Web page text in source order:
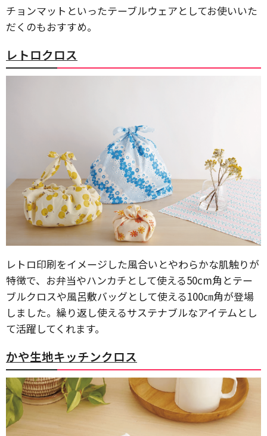
チョンマットといったテーブルウェアとしてお使いいた
だくのもおすすめ。
レトロクロス
レトロ印刷をイメージした風合いとやわらかな肌触りが
特徴で、お弁当やハンカチとして使える50cm角とテー
ブルクロスや風呂敷バッグとして使える100㎝角が登場
しました。繰り返し使えるサステナブルなアイテムとし
て活躍してくれます。
かや生地キッチンクロス